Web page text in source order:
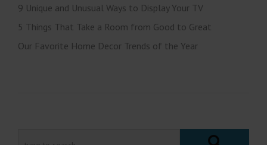
9 Unique and Unusual Ways to Display Your TV
5 Things That Take a Room from Good to Great
Our Favorite Home Decor Trends of the Year